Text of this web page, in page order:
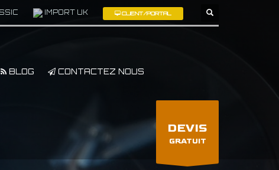
IMPORT UK CLIENT/PORTAL
BLOG CONTACTEZ NOUS
DEVIS
GRATUIT